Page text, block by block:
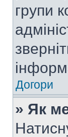
групи
Догори
» Як